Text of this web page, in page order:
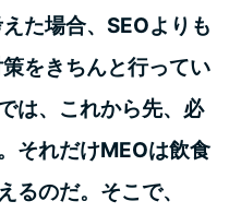
た場合、SEOよりも
をきちんと行ってい
は、これから先、必
それだけMEOは飲食
るのだ。そこで、